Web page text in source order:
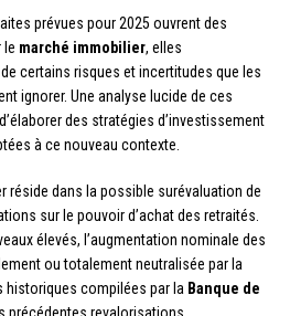
prévues pour 2025 ouvrent des
le marché immobilier, elles
certains risques et incertitudes que les
ignorer. Une analyse lucide de ces
des stratégies d’investissement
à ce nouveau contexte.
réside dans la possible surévaluation de
sur le pouvoir d’achat des retraités.
élevés, l’augmentation nominale des
ou totalement neutralisée par la
historiques compilées par la Banque de